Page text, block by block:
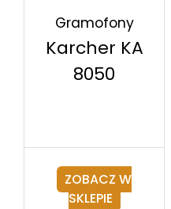
Gramofony
Karcher KA
8050
ZOBACZ W
SKLEPIE